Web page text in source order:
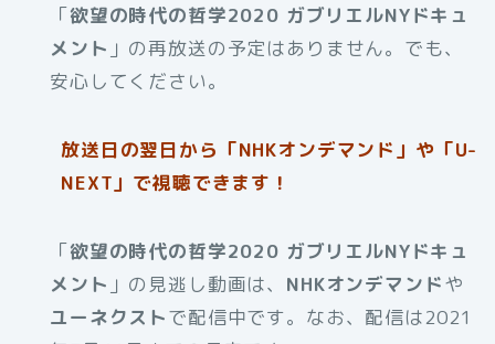
「欲望の時代の哲学2020 ガブリエルNYドキュ
メント 」の再放送の予定はありません。でも、
安心してください。
放送日の翌日から「NHKオンデマンド」や「U-
NEXT」で視聴できます！
「欲望の時代の哲学2020 ガブリエルNYドキュ
メント 」の見逃し動画は、 NHKオンデマンドや
ユーネクストで配信中です。なお、配信は2021